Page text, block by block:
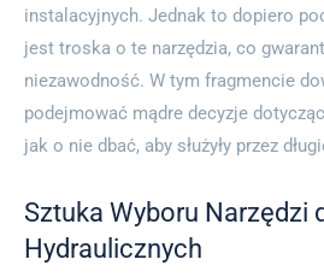
instalacyjnych. Jednak to dopiero
jest troska o te narzędzia, co
niezawodność. W tym fragmencie
podejmować mądre decyzje
jak o nie dbać, aby służyły przez
Sztuka Wyboru Narzędzi
Hydraulicznych